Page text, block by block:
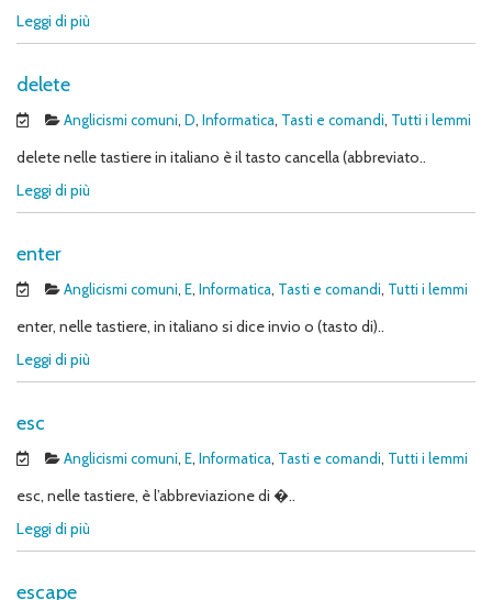
Leggi di più
delete
Anglicismi comuni, D, Informatica, Tasti e comandi, Tutti i lemmi
delete nelle tastiere in italiano è il tasto cancella (abbreviato..
Leggi di più
enter
Anglicismi comuni, E, Informatica, Tasti e comandi, Tutti i lemmi
enter, nelle tastiere, in italiano si dice invio o (tasto di)..
Leggi di più
esc
Anglicismi comuni, E, Informatica, Tasti e comandi, Tutti i lemmi
esc, nelle tastiere, è l’abbreviazione di �..
Leggi di più
escape